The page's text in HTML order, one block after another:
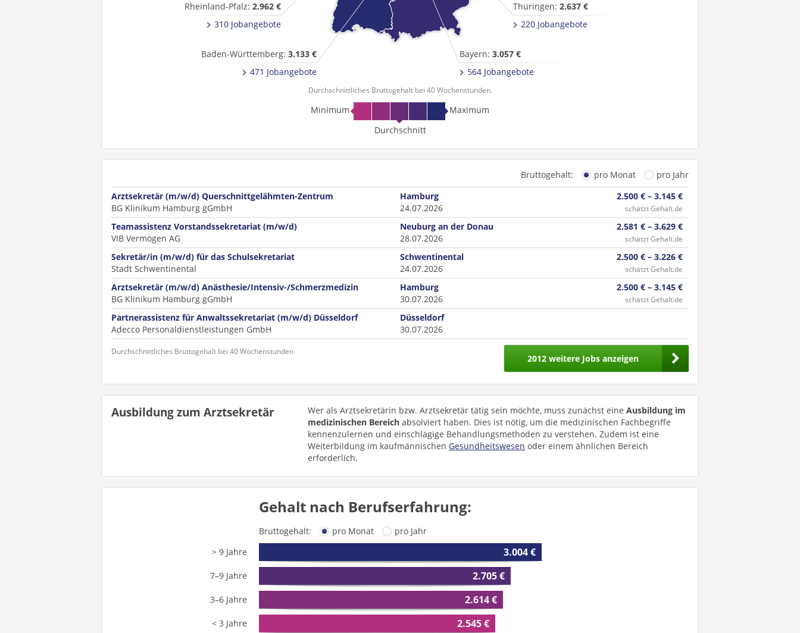
Baden-Württemberg: 3.133 €
471 Jobangebote
Bayern: 3.057 €
564 Jobangebote
Rheinland-Pfalz: 2.962 €
310 Jobangebote
Thüringen: 2.637 €
220 Jobangebote
Durchschnittliches Bruttogehalt bei 40 Wochenstunden.
Minimum
Maximum
Durchschnitt
Bruttogehalt: pro Monat
pro Jahr
Arztsekretär (m/w/d) Querschnittgelähmten-Zentrum
BG Klinikum Hamburg gGmbH
Hamburg
24.07.2026
2.500 € – 3.145 €
schätzt Gehalt.de
Teamassistenz Vorstandssekretariat (m/w/d)
VIB Vermögen AG
Neuburg an der Donau
28.07.2026
2.581 € – 3.629 €
schätzt Gehalt.de
Sekretär/in (m/w/d) für das Schulsekretariat
Stadt Schwentinental
Schwentinental
24.07.2026
2.500 € – 3.226 €
schätzt Gehalt.de
Arztsekretär (m/w/d) Anästhesie/Intensiv-/Schmerzmedizin
BG Klinikum Hamburg gGmbH
Hamburg
30.07.2026
2.500 € – 3.145 €
schätzt Gehalt.de
Partnerassistenz für Anwaltssekretariat (m/w/d) Düsseldorf
Adecco Personaldienstleistungen GmbH
Düsseldorf
30.07.2026
Durchschnittliches Bruttogehalt bei 40 Wochenstunden
2012 weitere Jobs anzeigen
Ausbildung zum Arztsekretär Wer als Arztsekretärin bzw. Arztsekretär tätig sein möchte, muss zunächst eine Ausbildung im
medizinischen Bereich absolviert haben. Dies ist nötig, um die medizinischen Fachbegriffe
kennenzulernen und einschlägige Behandlungsmethoden zu verstehen. Zudem ist eine
Weiterbildung im kaufmännischen Gesundheitswesen oder einem ähnlichen Bereich
erforderlich.
Gehalt nach Berufserfahrung:
Bruttogehalt: pro Monat
pro Jahr
> 9 Jahre
3.004 €
7–9 Jahre 2.705 €
3–6 Jahre 2.614 €
< 3 Jahre 2.545 €